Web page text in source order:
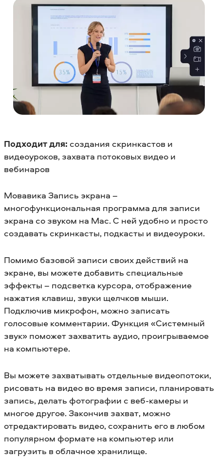
Подходит для: создания скринкастов и
видеоуроков, захвата потоковых видео и
вебинаров
Мовавика Запись экрана –
многофункциональная программа для записи
экрана со звуком на Mac. С ней удобно и просто
создавать скринкасты, подкасты и видеоуроки.
Помимо базовой записи своих действий на
экране, вы можете добавить специальные
эффекты – подсветка курсора, отображение
нажатия клавиш, звуки щелчков мыши.
Подключив микрофон, можно записать
голосовые комментарии. Функция «Системный
звук» поможет захватить аудио, проигрываемое
на компьютере.
Вы можете захватывать отдельные видеопотоки,
рисовать на видео во время записи, планировать
запись, делать фотографии с веб-камеры и
многое другое. Закончив захват, можно
отредактировать видео, сохранить его в любом
популярном формате на компьютер или
загрузить в облачное хранилище.